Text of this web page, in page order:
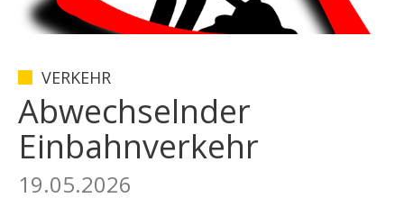
VERKEHR
Abwechselnder
Einbahnverkehr
19.05.2026